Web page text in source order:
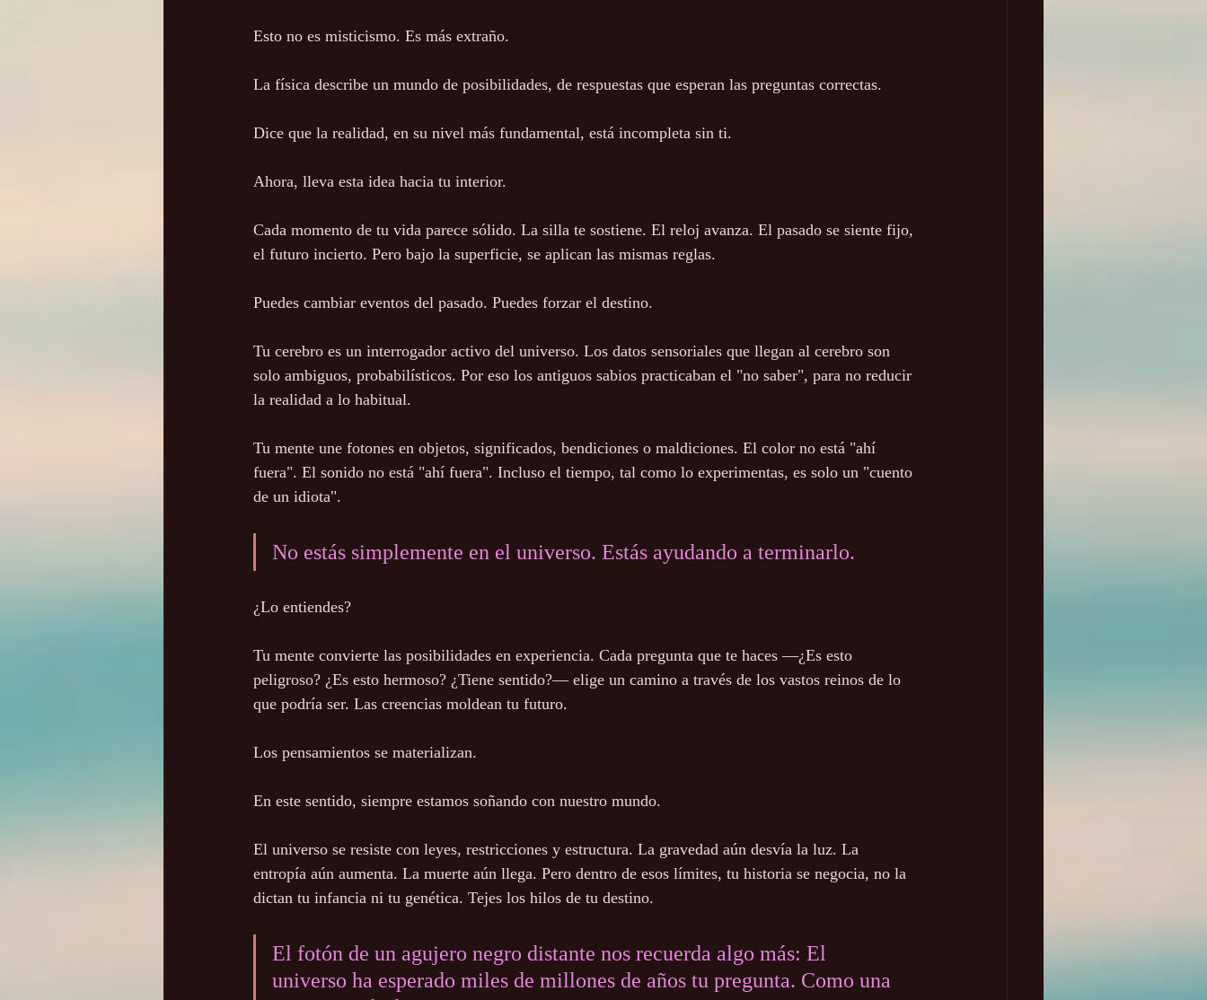
Esto no es misticismo. Es más extraño.
La física describe un mundo de posibilidades, de respuestas que esperan las preguntas correctas.
Dice que la realidad, en su nivel más fundamental, está incompleta sin ti.
Ahora, lleva esta idea hacia tu interior.
Cada momento de tu vida parece sólido. La silla te sostiene. El reloj avanza. El pasado se siente fijo,
el futuro incierto. Pero bajo la superficie, se aplican las mismas reglas.
Puedes cambiar eventos del pasado. Puedes forzar el destino.
Tu cerebro es un interrogador activo del universo. Los datos sensoriales que llegan al cerebro son
solo ambiguos, probabilísticos. Por eso los antiguos sabios practicaban el "no saber", para no reducir
la realidad a lo habitual.
Tu mente une fotones en objetos, significados, bendiciones o maldiciones. El color no está "ahí
fuera". El sonido no está "ahí fuera". Incluso el tiempo, tal como lo experimentas, es solo un "cuento
de un idiota".
No estás simplemente en el universo. Estás ayudando a terminarlo.
¿Lo entiendes?
Tu mente convierte las posibilidades en experiencia. Cada pregunta que te haces —¿Es esto
peligroso? ¿Es esto hermoso? ¿Tiene sentido?— elige un camino a través de los vastos reinos de lo
que podría ser. Las creencias moldean tu futuro.
Los pensamientos se materializan.
En este sentido, siempre estamos soñando con nuestro mundo.
El universo se resiste con leyes, restricciones y estructura. La gravedad aún desvía la luz. La
entropía aún aumenta. La muerte aún llega. Pero dentro de esos límites, tu historia se negocia, no la
dictan tu infancia ni tu genética. Tejes los hilos de tu destino.
El fotón de un agujero negro distante nos recuerda algo más: El
universo ha esperado miles de millones de años tu pregunta. Como una